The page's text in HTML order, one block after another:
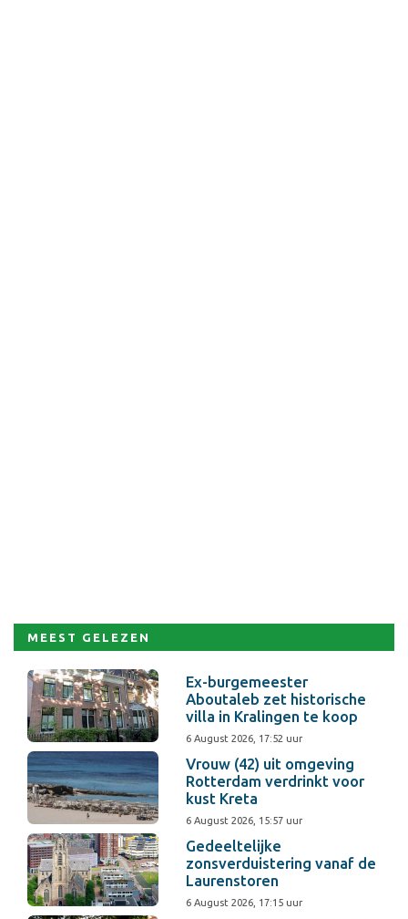
MEEST GELEZEN
Ex-burgemeester
Aboutaleb zet historische
villa in Kralingen te koop
6 August 2026, 17:52 uur
Vrouw (42) uit omgeving
Rotterdam verdrinkt voor
kust Kreta
6 August 2026, 15:57 uur
Gedeeltelijke
zonsverduistering vanaf de
Laurenstoren
6 August 2026, 17:15 uur